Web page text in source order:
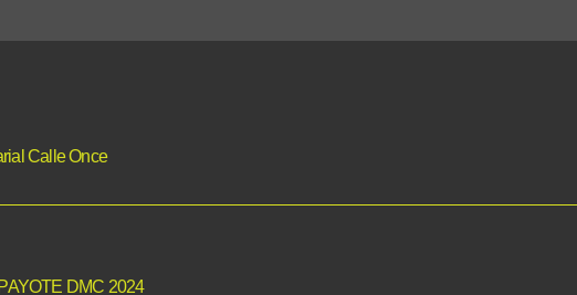
Calle Once
DMC 2024